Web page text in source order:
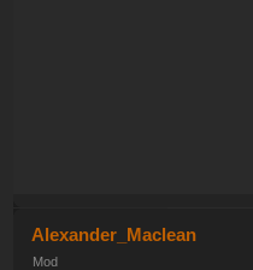
Alexander_Maclean
Mod